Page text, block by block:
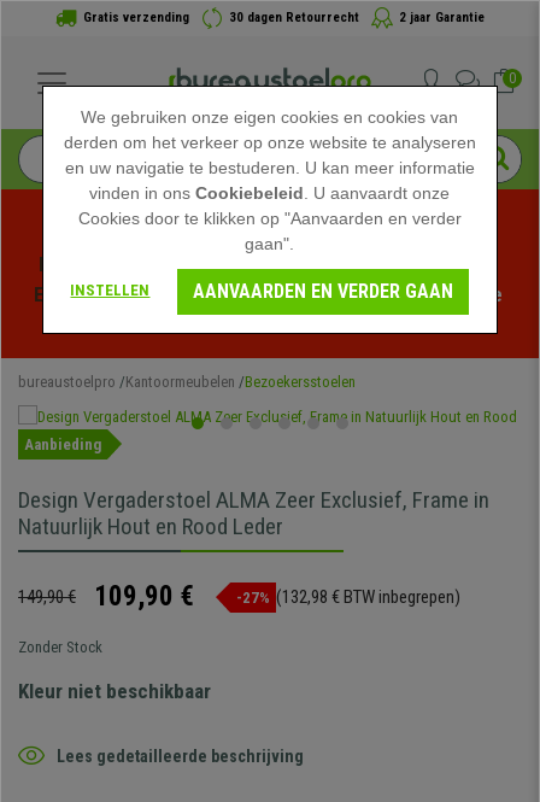
Gratis verzending 30 dagen Retourrecht 2 jaar Garantie
0
Profiteer van de Zomeruitverkoop bij bureaustoelpro!
Exclusieve kortingen voor een beperkte tijd - Bekijk de
bureaustoelpro Kantoormeubelen Bezoekersstoelen
Aanbieding
Design Vergaderstoel ALMA Zeer Exclusief, Frame in
Natuurlijk Hout en Rood Leder
149,90 € 109,90 € -27% (132,98 € BTW inbegrepen)
Zonder Stock
Kleur niet beschikbaar
Lees gedetailleerde beschrijving
We gebruiken onze eigen cookies en cookies van
derden om het verkeer op onze website te analyseren
en uw navigatie te bestuderen. U kan meer informatie
vinden in onsCookiebeleid . U aanvaardt onze
Cookies door te klikken op "Aanvaarden en verder
gaan".
INSTELLEN AANVAARDEN EN VERDER GAAN